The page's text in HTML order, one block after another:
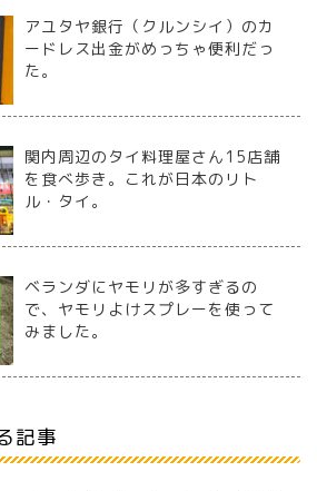
アユタヤ銀行（クルンシイ）のカ
ードレス出金がめっちゃ便利だっ
た。
関内周辺のタイ料理屋さん15店舗
を食べ歩き。これが日本のリト
ル・タイ。
ベランダにヤモリが多すぎるの
で、ヤモリよけスプレーを使って
みました。
記事